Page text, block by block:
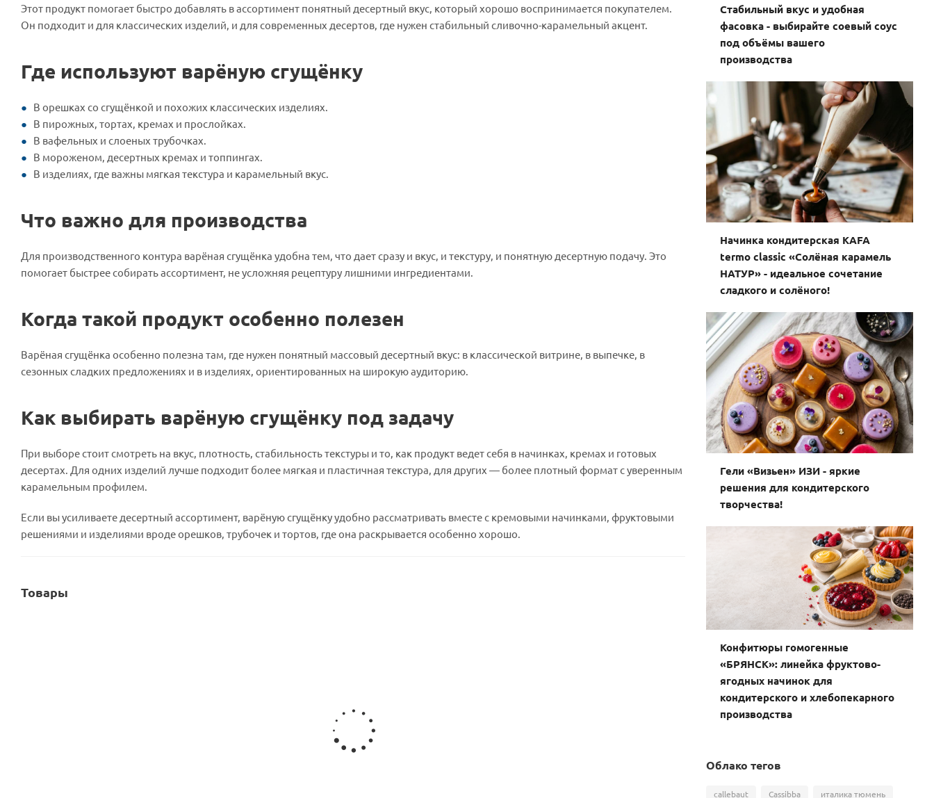
Этот продукт помогает быстро добавлять в ассортимент понятный десертный вкус, который хорошо воспринимается покупателем.
Он подходит и для классических изделий, и для современных десертов, где нужен стабильный сливочно-карамельный акцент.
Где используют варёную сгущёнку
В орешках со сгущёнкой и похожих классических изделиях.
В пирожных, тортах, кремах и прослойках.
В вафельных и слоеных трубочках.
В мороженом, десертных кремах и топпингах.
В изделиях, где важны мягкая текстура и карамельный вкус.
Что важно для производства
Для производственного контура варёная сгущёнка удобна тем, что дает сразу и вкус, и текстуру, и понятную десертную подачу. Это
помогает быстрее собирать ассортимент, не усложняя рецептуру лишними ингредиентами.
Когда такой продукт особенно полезен
Варёная сгущёнка особенно полезна там, где нужен понятный массовый десертный вкус: в классической витрине, в выпечке, в
сезонных сладких предложениях и в изделиях, ориентированных на широкую аудиторию.
Как выбирать варёную сгущёнку под задачу
При выборе стоит смотреть на вкус, плотность, стабильность текстуры и то, как продукт ведет себя в начинках, кремах и готовых
десертах. Для одних изделий лучше подходит более мягкая и пластичная текстура, для других — более плотный формат с уверенным
карамельным профилем.
Если вы усиливаете десертный ассортимент, варёную сгущёнку удобно рассматривать вместе с кремовыми начинками, фруктовыми
решениями и изделиями вроде орешков, трубочек и тортов, где она раскрывается особенно хорошо.
Товары
Стабильный вкус и удобная
фасовка - выбирайте соевый соус
под объёмы вашего
производства
Начинка кондитерская KAFA
termo classic «Солёная карамель
НАТУР» - идеальное сочетание
сладкого и солёного!
Гели «Визьен» ИЗИ - яркие
решения для кондитерского
творчества!
Конфитюры гомогенные
«БРЯНСК»: линейка фруктово-
ягодных начинок для
кондитерского и хлебопекарного
производства
Облако тегов
callebaut Cassibba
италика тюмень